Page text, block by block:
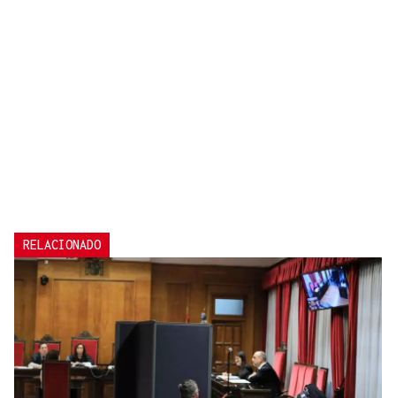
RELACIONADO